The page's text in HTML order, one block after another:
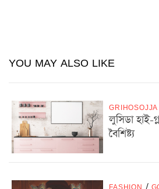
YOU MAY ALSO LIKE
GRIHOSOJJA
লুসিডা হাই-
বৈশিষ্ট্য